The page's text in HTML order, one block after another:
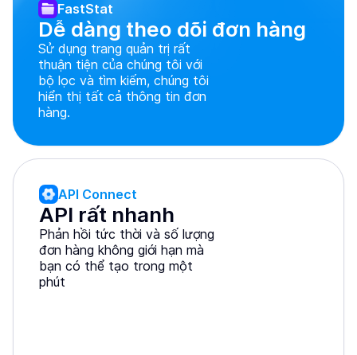
FastStat
Dễ dàng theo dõi đơn hàng
Sử dụng trang quản trị rất
thuận tiện của chúng tôi với
bộ lọc và tìm kiếm, chúng tôi
hiển thị tất cả thông tin đơn
hàng.
API Connect
API rất nhanh
Phản hồi tức thời và số lượng
đơn hàng không giới hạn mà
bạn có thể tạo trong một
phút